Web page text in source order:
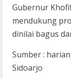
Gubernur
mendukung
dinilai bagus
Sumber :
Sidoarjo